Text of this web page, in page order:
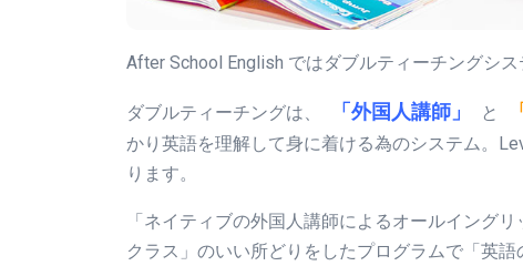
After School English ではダブルティーチングシ
ダブルティーチングは、 「外国人講師」 と
かり英語を理解して身に着ける為のシステム。
ります。
「ネイティブの外国人講師によるオールイング
クラス」のいい所どりをしたプログラムで「英